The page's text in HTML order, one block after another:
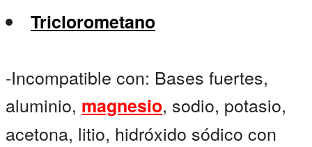
Triclorometano
-Incompatible con: Bases fuertes,
aluminio, magnesio, sodio, potasio,
acetona, litio, hidróxido sódico con